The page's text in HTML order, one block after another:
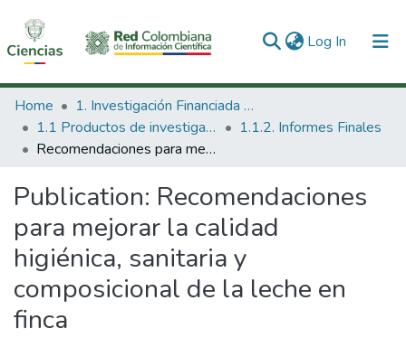
Log In (current)
Communities & Collections
All of DSpace
Home
1. Investigación Financiada con Recursos Públicos
1.1 Productos de investigación
1.1.2. Informes Finales
Recomendaciones para mejorar la calidad higiénica, sanitaria y composicional de la leche en finca
Publication: Recomendaciones
para mejorar la calidad
higiénica, sanitaria y
composicional de la leche en
finca